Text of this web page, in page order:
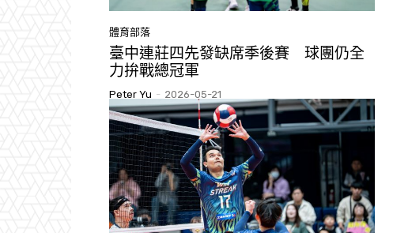
體育部落
臺中連莊四先發缺席季後賽 球團仍全
力拚戰總冠軍
Peter Yu - 2026-05-21